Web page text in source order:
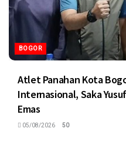
BOGOR
Atlet Panahan Kota
Internasional, Saka
Emas
05/08/2026 50